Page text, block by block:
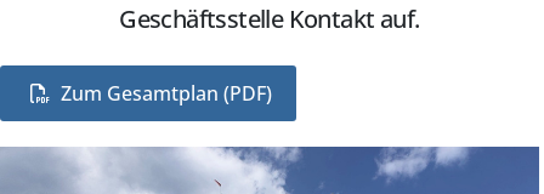
Geschäftsstelle Kontakt auf.
Zum Gesamtplan (PDF)